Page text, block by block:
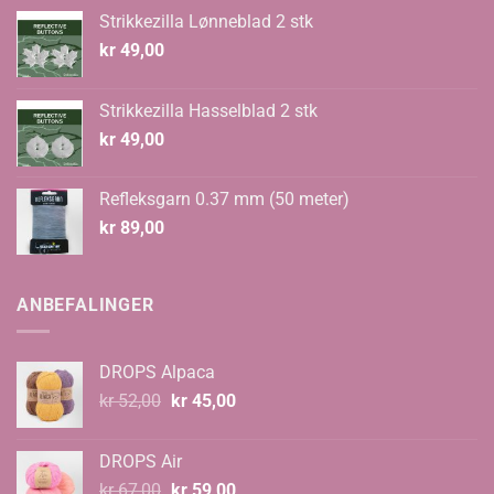
Strikkezilla Lønneblad 2 stk
kr 49,00
Strikkezilla Hasselblad 2 stk
kr 49,00
Refleksgarn 0.37 mm (50 meter)
kr 89,00
ANBEFALINGER
DROPS Alpaca
kr52,00 Opprinnelig
kr 52,00.
kr45,00Nåværende
DROPS Air
OpprinneligNåværende